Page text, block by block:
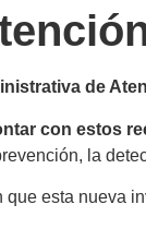
de
con estos
la
esta nueva